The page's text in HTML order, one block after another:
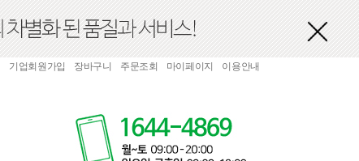
기업회원가입 장바구니 주문조회 마이페이지 이용안내